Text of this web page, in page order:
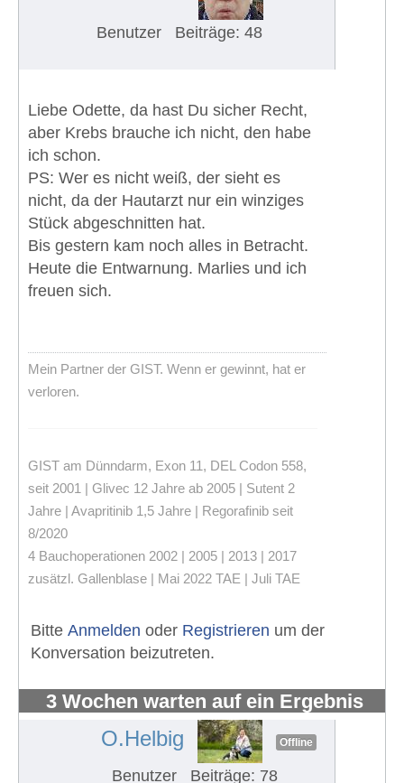
Benutzer Beiträge: 48
Liebe Odette, da hast Du sicher Recht,
aber Krebs brauche ich nicht, den habe
ich schon.
PS: Wer es nicht weiß, der sieht es
nicht, da der Hautarzt nur ein winziges
Stück abgeschnitten hat.
Bis gestern kam noch alles in Betracht.
Heute die Entwarnung. Marlies und ich
freuen sich.
Mein Partner der GIST. Wenn er gewinnt, hat er
verloren.
GIST am Dünndarm, Exon 11, DEL Codon 558,
seit 2001 | Glivec 12 Jahre ab 2005 | Sutent 2
Jahre | Avapritinib 1,5 Jahre | Regorafinib seit
8/2020
4 Bauchoperationen 2002 | 2005 | 2013 | 2017
zusätzl. Gallenblase | Mai 2022 TAE | Juli TAE
Bitte Anmelden oder Registrieren um der
Konversation beizutreten.
3 Wochen warten auf ein Ergebnis
O.Helbig Offline
Benutzer Beiträge: 78